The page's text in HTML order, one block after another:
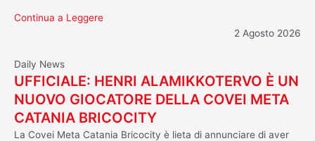
Continua a Leggere
2 Agosto 2026
Daily News
UFFICIALE: HENRI ALAMIKKOTERVO È UN
NUOVO GIOCATORE DELLA COVEI META
CATANIA BRICOCITY
La Covei Meta Catania Bricocity è lieta di annunciare di aver